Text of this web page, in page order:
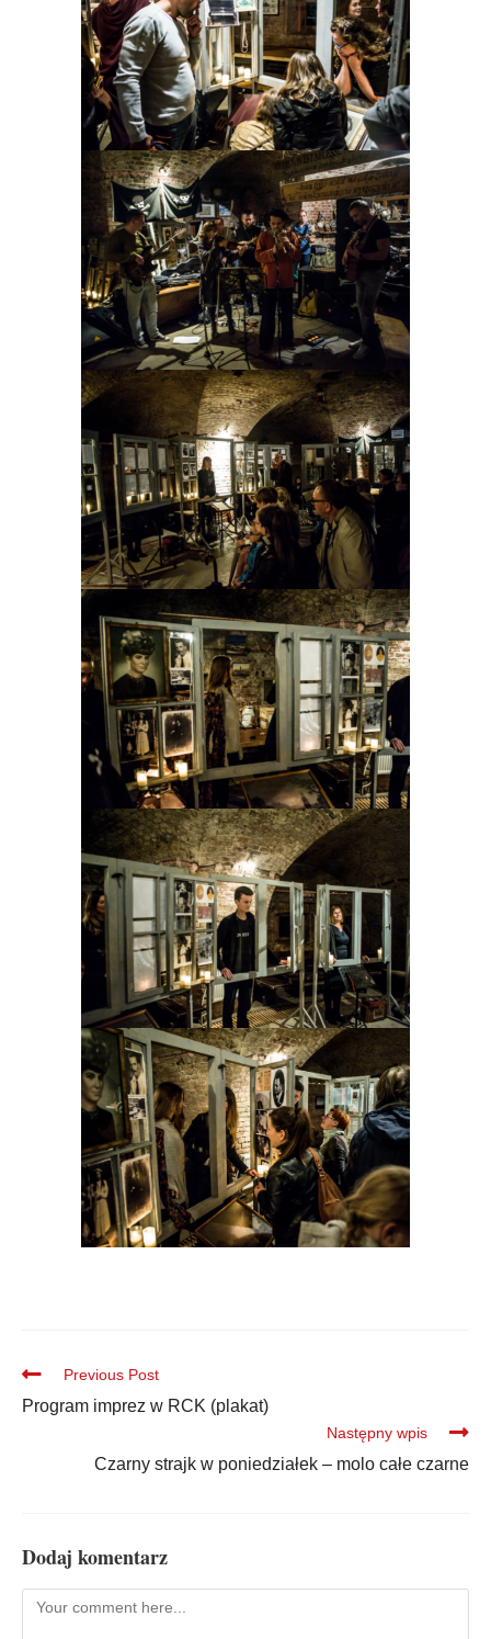
Previous Post
Program imprez w RCK (plakat)
Następny wpis
Czarny strajk w poniedziałek – molo całe czarne
Dodaj komentarz